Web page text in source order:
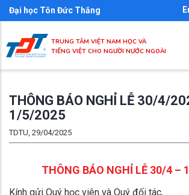
Nhảy
đến
nội
dung
Đại học Tôn Đức Thắng
TRUNG TÂM VIỆT NAM HỌC VÀ
TIẾNG VIỆT CHO NGƯỜI NƯỚC NGOÀI
THÔNG BÁO NGHỈ LỄ 30/4/
1/5/2025
TDTU, 29/04/2025
THÔNG BÁO NGHỈ LỄ 30/4 –
Kính gửi Quý học viên và Quý đối tác,